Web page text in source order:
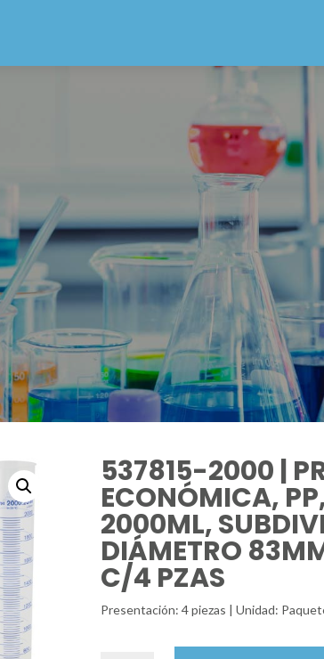
537815-2000 |
ECONÓMICA,
2000ML,
DIÁMETRO
C/4 PZAS
Presentación: 4 piezas | Unidad: